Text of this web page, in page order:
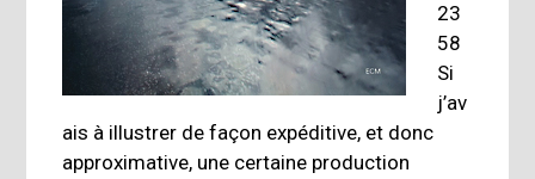
23
58
Si
j’av
ais à illustrer de façon expéditive, et donc
approximative, une certaine production